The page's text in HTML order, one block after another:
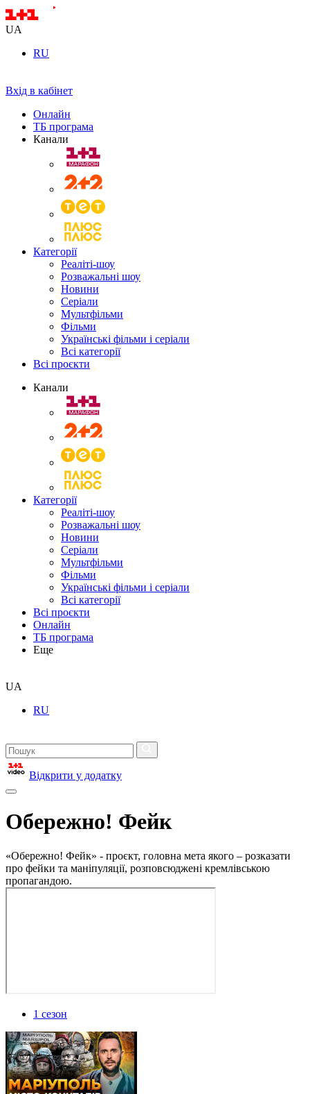
UA
RU
Вхід в кабінет
Онлайн
ТБ програма
Канали
Категорії
Реаліті-шоу
Розважальні шоу
Новини
Серіали
Мультфільми
Фільми
Українські фільми і серіали
Всі категорії
Всі проєкти
Канали
Категорії
Реаліті-шоу
Розважальні шоу
Новини
Серіали
Мультфільми
Фільми
Українські фільми і серіали
Всі категорії
Всі проєкти
Онлайн
ТБ програма
Еще
UA
RU
Відкрити у додатку
Обережно! Фейк
«Обережно! Фейк» - проєкт, головна мета якого – розказати
про фейки та маніпуляції, розповсюджені кремлівською
пропагандою.
1 сезон